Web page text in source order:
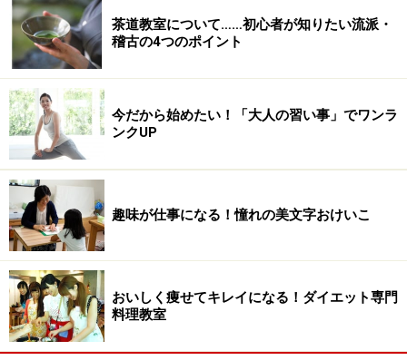
ひとりの個性もUP。更に、手先の動きや腰の動きが加わ
ると、華麗な女性へと変身していきます。
鏡を見ながら自分の魅力や個性を引き出します！
骨盤で踊るベリーダンスの基本は、おしりをキュッと引
き締めること。しっかりマスターしたら嬉しい効果が期
待できます。例えば、お尻の位置が高くなったり、くび
れが出来たり……。また、内臓の筋肉が増えることで女性
ホルモンに働きかけ、月経痛や生理不順が治った生徒さ
んも多いそう。先生は他人と比べたりしないで、自分の
踊りで魅力や個性を構築することが大切と教えてくれま
した。
茶道教室について……初心者が知りたい流派・
稽古の4つのポイント
今だから始めたい！「大人の習い事」でワンラ
ンクUP
趣味が仕事になる！憧れの美文字おけいこ
おいしく痩せてキレイになる！ダイエット専門
料理教室